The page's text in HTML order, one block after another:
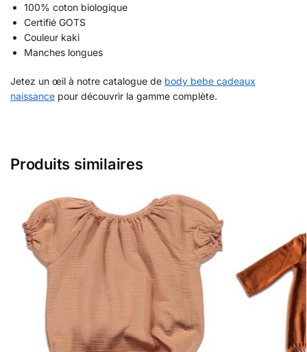
100% coton biologique
Certifié GOTS
Couleur kaki
Manches longues
Jetez un œil à notre catalogue de body bebe cadeaux
naissance pour découvrir la gamme complète.
Produits similaires